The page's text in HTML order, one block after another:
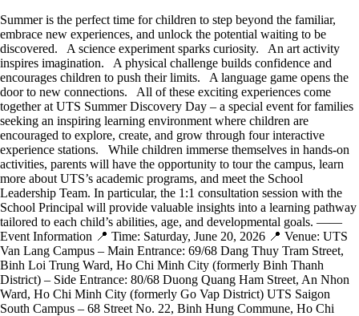
Summer is the perfect time for children to step beyond the familiar,
embrace new experiences, and unlock the potential waiting to be
discovered. A science experiment sparks curiosity. An art activity
inspires imagination. A physical challenge builds confidence and
encourages children to push their limits. A language game opens the
door to new connections. All of these exciting experiences come
together at UTS Summer Discovery Day – a special event for families
seeking an inspiring learning environment where children are
encouraged to explore, create, and grow through four interactive
experience stations. While children immerse themselves in hands-on
activities, parents will have the opportunity to tour the campus, learn
more about UTS’s academic programs, and meet the School
Leadership Team. In particular, the 1:1 consultation session with the
School Principal will provide valuable insights into a learning pathway
tailored to each child’s abilities, age, and developmental goals. ——
Event Information 📍 Time: Saturday, June 20, 2026 📍 Venue: UTS
Van Lang Campus – Main Entrance: 69/68 Dang Thuy Tram Street,
Binh Loi Trung Ward, Ho Chi Minh City (formerly Binh Thanh
District) – Side Entrance: 80/68 Duong Quang Ham Street, An Nhon
Ward, Ho Chi Minh City (formerly Go Vap District) UTS Saigon
South Campus – 68 Street No. 22, Binh Hung Commune, Ho Chi